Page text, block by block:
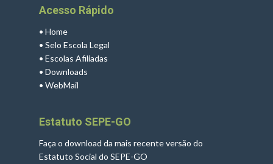
Acesso Rápido
• Home
• Selo Escola Legal
• Escolas Afiliadas
• Downloads
• WebMail
Estatuto SEPE-GO
Faça o download da mais recente versão do
Estatuto Social do SEPE-GO